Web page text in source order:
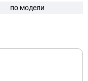
по модели